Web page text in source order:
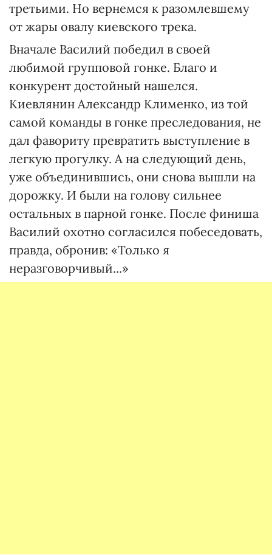
третьими. Но вернемся к разомлевшему
от жары овалу киевского трека.
Вначале Василий победил в своей
любимой групповой гонке. Благо и
конкурент достойный нашелся.
Киевлянин Александр Клименко, из той
самой команды в гонке преследования, не
дал фавориту превратить выступление в
легкую прогулку. А на следующий день,
уже объединившись, они снова вышли на
дорожку. И были на голову сильнее
остальных в парной гонке. После финиша
Василий охотно согласился побеседовать,
правда, обронив: «Только я
неразговорчивый...»